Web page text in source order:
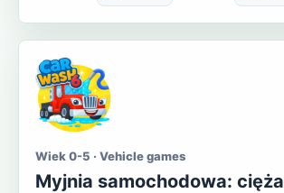
Wiek 0-5 · Vehicle games
Myjnia samochodowa: